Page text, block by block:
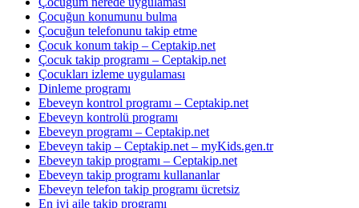
Çocuğun konumunu bulma
Çocuğun telefonunu takip etme
Çocuk konum takip – Ceptakip.net
Çocuk takip programı – Ceptakip.net
Çocukları izleme uygulaması
Dinleme programı
Ebeveyn kontrol programı – Ceptakip.net
Ebeveyn kontrolü programı
Ebeveyn programı – Ceptakip.net
Ebeveyn takip – Ceptakip.net – myKids.gen.tr
Ebeveyn takip programı – Ceptakip.net
Ebeveyn takip programı kullananlar
Ebeveyn telefon takip programı ücretsiz
En iyi aile takip programı